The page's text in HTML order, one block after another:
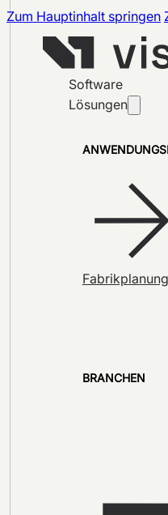
Zum Hauptinhalt springen
Software
Lösungen
Fabrikplanung
BRANCHEN